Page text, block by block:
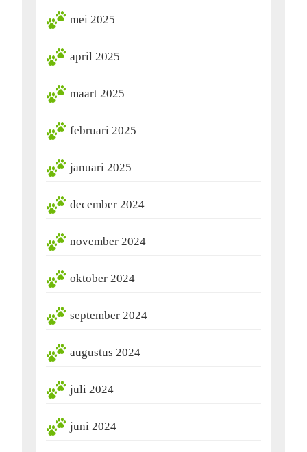
mei 2025
april 2025
maart 2025
februari 2025
januari 2025
december 2024
november 2024
oktober 2024
september 2024
augustus 2024
juli 2024
juni 2024